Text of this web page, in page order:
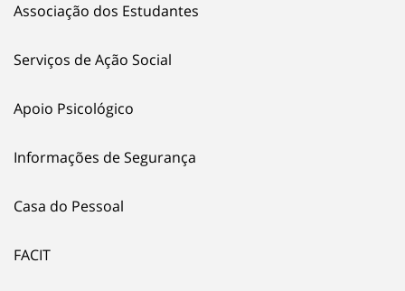
Associação dos Estudantes
Serviços de Ação Social
Apoio Psicológico
Informações de Segurança
Casa do Pessoal
FACIT